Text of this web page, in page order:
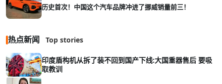
历史首次！中国这个汽车品牌冲进了挪威销量前三！
热点新闻 Top stories
印度盾构机从拆了装不回到国产下线:大国重器售后 要吸
取教训